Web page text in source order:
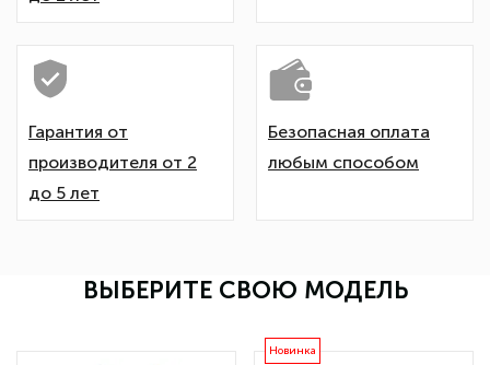
Гарантия от
производителя от 2
до 5 лет
Безопасная оплата
любым способом
ВЫБЕРИТЕ СВОЮ МОДЕЛЬ
Новинка